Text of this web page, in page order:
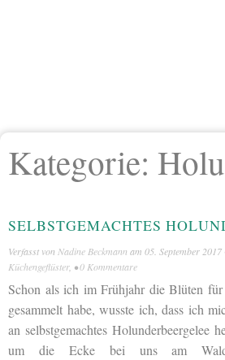
Kategorie:
SELBSTGEMACHTES
Verfasst von Nadine Beckmann am 05. September 2017
Küchengeflüster, •0 Kommentare
Schon als ich im Frühjahr die Blüten für
gesammelt habe, wusste ich, dass ich
an selbstgemachtes Holunderbeergelee
um die Ecke bei uns am